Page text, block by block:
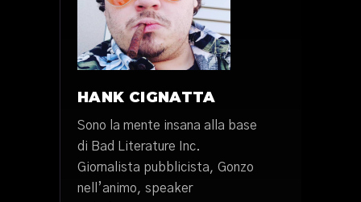
HANK CIGNATTA
Sono la mente insana alla base
di Bad Literature Inc.
Giornalista pubblicista, Gonzo
nell’animo, speaker